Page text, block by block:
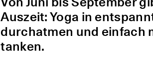
Auszeit: Yoga in
durchatmen und einfach
tanken.